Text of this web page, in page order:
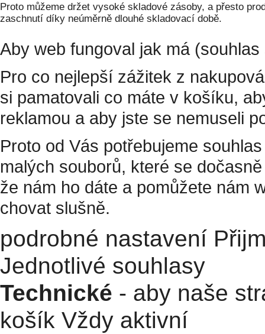
Proto můžeme držet vysoké skladové zásoby, a přesto
zaschnutí díky neúměrně dlouhé skladovací době.
Aby web fungoval jak má
Pro co nejlepší zážitek z
si pamatovali co máte v košíku,
reklamou a aby jste se nemuseli
Proto od Vás potřebujeme
malých souborů, které se
že nám ho dáte a pomůžete nám
chovat slušně.
podrobné nastavení
Jednotlivé souhlasy
Technické - aby naše
košík Vždy aktivní